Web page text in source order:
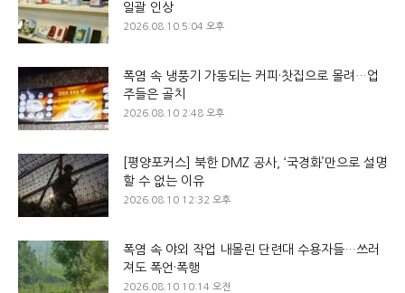
일괄 인상
2026.08.10 5:04 오후
폭염 속 냉풍기 가동되는 커피·찻집으로 몰려…업
주들은 골치
2026.08.10 2:48 오후
[평양포커스] 북한 DMZ 공사, ‘국경화’만으로 설명
할 수 없는 이유
2026.08.10 12:32 오후
폭염 속 야외 작업 내몰린 단련대 수용자들…쓰러
져도 폭언·폭행
2026.08.10 10:14 오전